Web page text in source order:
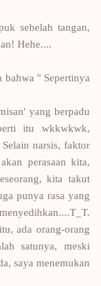
sebelah tangan,
Hehe....
bahwa " Sepertinya
yang berpadu
itu wkkwkwk,
narsis, faktor
perasaan kita,
kita takut
punya rasa yang
ada orang-orang
satunya, meski
saya menemukan